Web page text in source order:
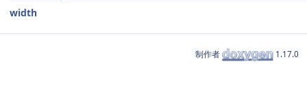
width
制作者 1.17.0